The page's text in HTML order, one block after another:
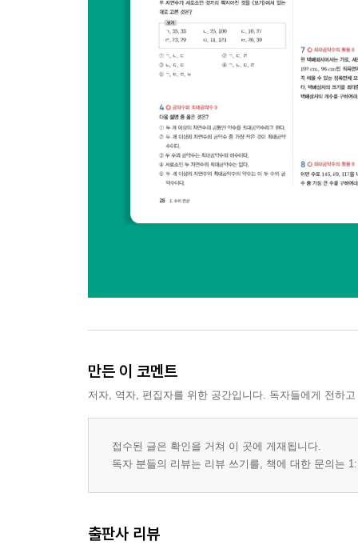
만든 이 코멘트
저자, 역자, 편집자를 위한 공간입니다. 독자들에게 전하
접수된 글은 확인을 거쳐 이 곳에 게재됩니다.
독자 분들의 리뷰는 리뷰 쓰기를, 책에 대한 문의는
출판사 리뷰